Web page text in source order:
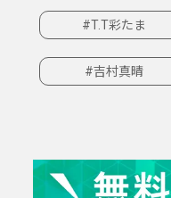
#T.T彩たま
#吉村真晴